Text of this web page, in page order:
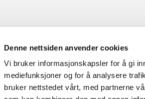
Denne nettsiden anvender cookies
Vi bruker informasjonskapsler for å gi
mediefunksjoner og for å analysere
bruker nettstedet vårt, med partnerne